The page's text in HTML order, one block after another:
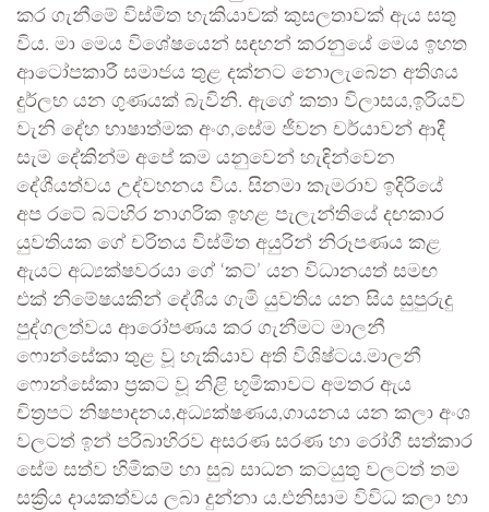
කර ගැනීමේ විස්මිත හැකියාවක් කුසලතාවක් ඇය සතු
විය. මා මෙය විශේෂයෙන් සඳහන් කරනුයේ මෙය ඉහත
ආටෝපකාරී සමාජය තුළ දක්නට නොලැබෙන අතිශය
දුර්ලභ යන ගුණයක් බැවිනි. ඇගේ කතා විලාසය,ඉරියව්
වැනි දේහ භාෂාත්මක අංග,සේම ජීවන චර්යාවන් ආදී
සැම දේකින්ම අපේ කම යනුවෙන් හැඳින්වෙන
දේශීයත්වය උද්වහනය විය. සිනමා කැමරාව ඉදිරියේ
අප රටේ බටහිර නාගරික ඉහළ පැලැන්තියේ දඟකාර
යුවතියක ගේ චරිතය විස්මිත අයුරින් නිරූපණය කළ
ඇයට අධ්‍යක්ෂවරයා ගේ ‘කට්’ යන විධානයත් සමඟ
එක් නිමේෂයකින් දේශීය ගැමි යුවතිය යන සිය සුපුරුදු
පුද්ගලත්වය ආරෝපණය කර ගැනීමට මාලනී
ෆොන්සේකා තුළ වූ හැකියාව අති විශිෂ්ටය.මාලනී
ෆොන්සේකා ප්‍රකට වූ නිළි භූමිකාවට අමතර ඇය
චිත්‍රපට නිෂපාදනය,අධ්‍යක්ෂණය,ගායනය යන කලා අංශ
වලටත් ඉන් පරිබාහිරව අසරණ සරණ හා රෝගී සත්කාර
සේම සත්ව හිමිකම් හා සුබ සාධන කටයුතු වලටත් තම
සක්‍රිය දායකත්වය ලබා දුන්නා ය.එනිසාම විවිධ කලා හා